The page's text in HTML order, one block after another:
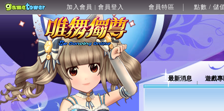
加入會員 | 會員登入 會員特區 點數 / 儲
最新消息 遊戲